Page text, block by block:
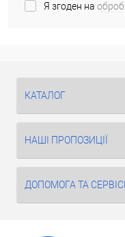
Я згоден на
КАТАЛОГ
НАШІ ПРОПОЗИЦІЇ
ДОПОМОГА ТА